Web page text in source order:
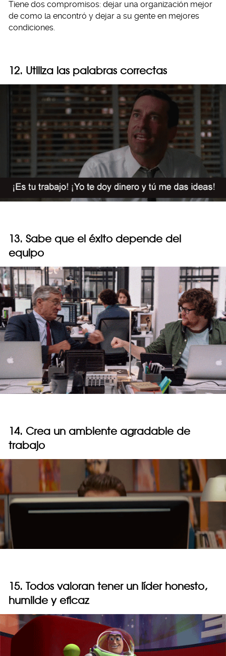
Tiene dos compromisos: dejar una organización mejor
de como la encontró y dejar a su gente en mejores
condiciones.
12. Utiliza las palabras correctas
13. Sabe que el éxito depende del
equipo
14. Crea un ambiente agradable de
trabajo
15. Todos valoran tener un líder honesto,
humilde y eficaz